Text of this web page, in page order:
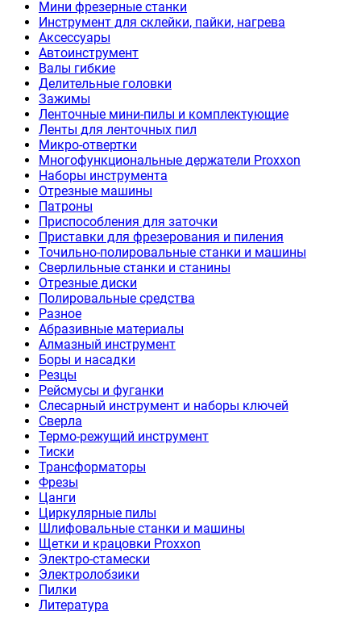
Мини фрезерные станки
Инструмент для склейки, пайки, нагрева
Аксессуары
Автоинструмент
Валы гибкие
Делительные головки
Зажимы
Ленточные мини-пилы и комплектующие
Ленты для ленточных пил
Микро-отвертки
Многофункциональные держатели Proxxon
Наборы инструмента
Отрезные машины
Патроны
Приспособления для заточки
Приставки для фрезерования и пиления
Точильно-полировальные станки и машины
Сверлильные станки и станины
Отрезные диски
Полировальные средства
Разное
Абразивные материалы
Алмазный инструмент
Боры и насадки
Резцы
Рейсмусы и фуганки
Слесарный инструмент и наборы ключей
Сверла
Термо-режущий инструмент
Тиски
Трансформаторы
Фрезы
Цанги
Циркулярные пилы
Шлифовальные станки и машины
Щетки и крацовки Proxxon
Электро-стамески
Электролобзики
Пилки
Литература